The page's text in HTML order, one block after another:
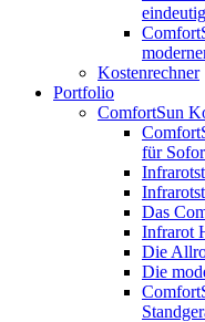
Kostenrechner
Portfolio
ComfortSun
für
Das
Infrarot
Die
Die